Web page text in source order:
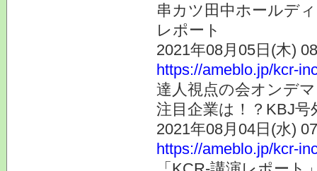
串カツ田中ホールデ
レポート
2021年08月05日(木)
https://ameblo.jp/kcr-
達人視点の会オンデ
注目企業は！？KBJ号
2021年08月04日(水)
https://ameblo.jp/kcr-